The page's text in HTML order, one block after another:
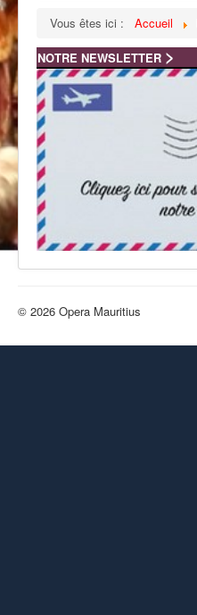
Vous êtes ici : Accueil
NOTRE NEWSLETTER >
© 2026 Opera Mauritius